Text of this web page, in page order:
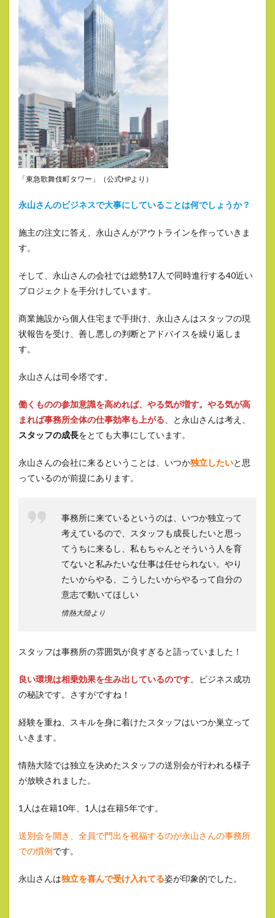
「東急歌舞伎町タワー」（公式HPより）
永山さんのビジネスで大事にしていることは何でしょうか？
施主の注文に答え、永山さんがアウトラインを作っていきま
す。
そして、永山さんの会社では総勢17人で同時進行する40近い
プロジェクトを手分けしています。
商業施設から個人住宅まで手掛け、永山さんはスタッフの現
状報告を受け、善し悪しの判断とアドバイスを繰り返しま
す。
永山さんは司令塔です。
働くものの参加意識を高めれば、やる気が増す。やる気が高
まれば事務所全体の仕事効率も上がる、と永山さんは考え、
スタッフの成長をとても大事にしています。
永山さんの会社に来るということは、いつか独立したいと思
っているのが前提にあります。
事務所に来ているというのは、いつか独立って
考えているので、スタッフも成長したいと思っ
てうちに来るし、私もちゃんとそういう人を育
てないと私みたいな仕事は任せられない。やり
たいからやる、こうしたいからやるって自分の
意志で動いてほしい
情熱大陸より
スタッフは事務所の雰囲気が良すぎると語っていました！
良い環境は相乗効果を生み出しているのです。ビジネス成功
の秘訣です。さすがですね！
経験を重ね、スキルを身に着けたスタッフはいつか巣立って
いきます。
情熱大陸では独立を決めたスタッフの送別会が行われる様子
が放映されました。
1人は在籍10年、1人は在籍5年です。
送別会を開き、全員で門出を祝福するのが永山さんの事務所
での慣例です。
永山さんは独立を喜んで受け入れてる姿が印象的でした。